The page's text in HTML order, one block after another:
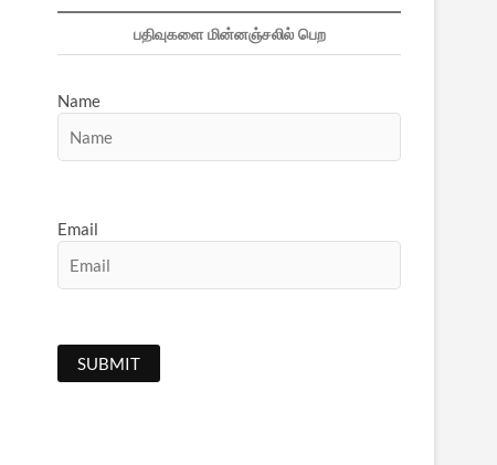
பதிவுகளை மின்னஞ்சலில் பெற
Name
Email